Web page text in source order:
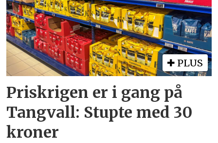
PLUS
Priskrigen er i gang på
Tangvall: Stupte med 30
kroner